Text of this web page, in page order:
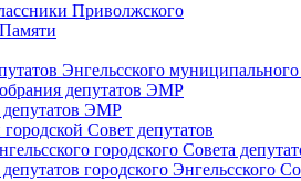
Приволжского
Энгельсского
депутатов ЭМР
ЭМР
Совет депутатов
городского Совета
городского Энгельсского